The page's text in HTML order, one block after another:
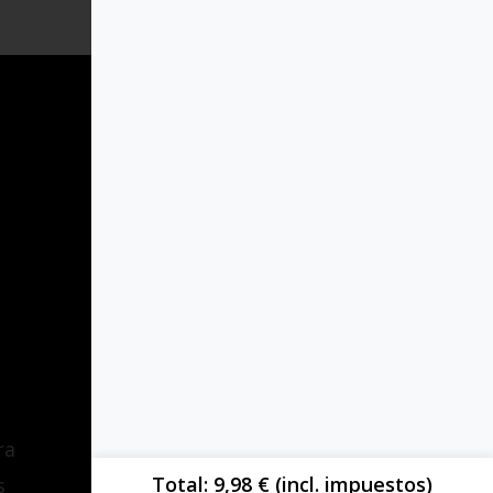
Total 9,98 € (incl. impuestos)